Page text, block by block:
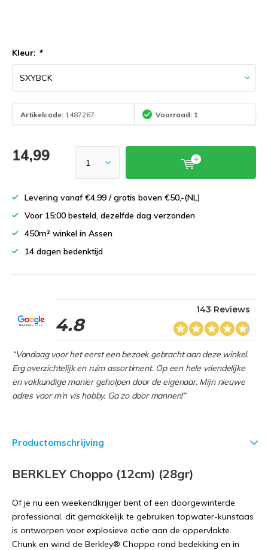
Kleur: *
Artikelcode: 1487267 Voorraad: 1
14,99
Levering vanaf €4,99 / gratis boven €50,-(NL)
Voor 15:00 besteld, dezelfde dag verzonden
450m² winkel in Assen
14 dagen bedenktijd
4.8
143 Reviews
“Vandaag voor het eerst een bezoek gebracht aan deze winkel.
Erg overzichtelijk en ruim assortiment. Op een hele vriendelijke
en vakkundige manier geholpen door de eigenaar. Mijn nieuwe
adres voor m’n vis hobby. Ga zo door mannen!”
Productomschrijving
BERKLEY Choppo (12cm) (28gr)
Of je nu een weekendkrijger bent of een doorgewinterde
professional, dit gemakkelijk te gebruiken topwater-kunstaas
is ontworpen voor explosieve actie aan de oppervlakte.
Chunk en wind de Berkley® Choppo rond bedekking en in